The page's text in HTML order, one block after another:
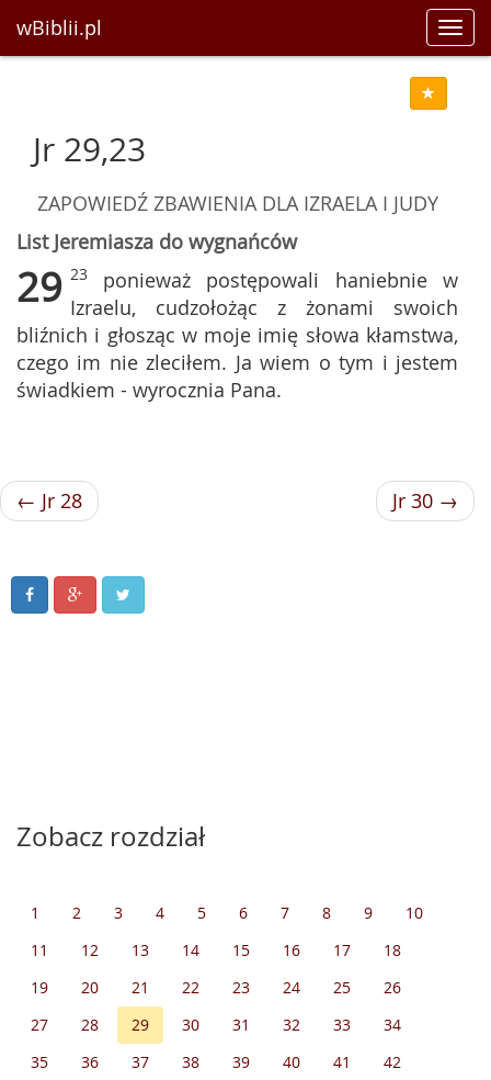
wBiblii.pl
Jr 29,23
ZAPOWIEDŹ ZBAWIENIA DLA IZRAELA I JUDY
List Jeremiasza do wygnańców
29 23 ponieważ postępowali haniebnie w
Izraelu, cudzołożąc z żonami swoich
bliźnich i głosząc w moje imię słowa kłamstwa,
czego im nie zleciłem. Ja wiem o tym i jestem
świadkiem - wyrocznia Pana.
← Jr 28 Jr 30 →
Zobacz rozdział
1 2 3 4 5 6 7 8 9
10
11
12 13 14 15 16 17
18
19
20 21 22 23 24 25
26
27
28 29 30 31 32 33
34
35
36 37 38 39 40 41
42